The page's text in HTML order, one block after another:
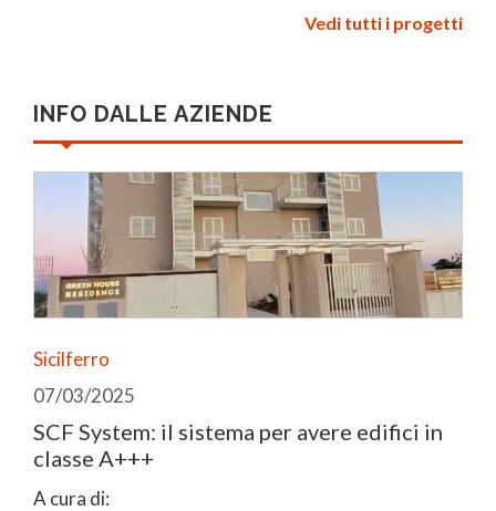
Vedi tutti i progetti
INFO DALLE AZIENDE
Sicilferro
07/03/2025
SCF System: il sistema per avere edifici in
classe A+++
A cura di: